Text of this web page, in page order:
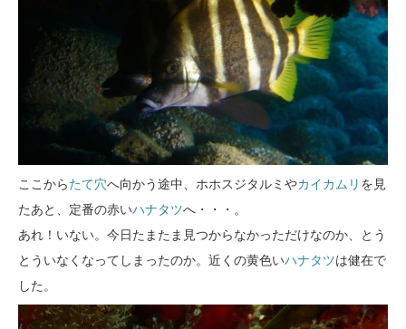
ここからたて穴へ向かう途中、ホホスジタルミやカイカムリ を見
たあと、定番の赤いハナタツへ・・・。
あれ！いない。今日たまたま見つからなかっただけなのか、とう
とういなくなってしまったのか。近くの黄色いハナタツは健在で
した。